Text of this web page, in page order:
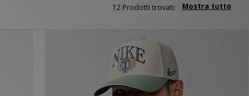
Mostra tutto
12 Prodotti trovati: